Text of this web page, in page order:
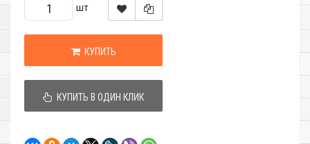
шт
КУПИТЬ
КУПИТЬ В ОДИН КЛИК